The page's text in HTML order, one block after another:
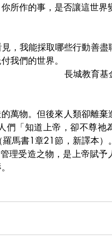
所作的事，是否讓這世界
，我能採取哪些行動善盡
我們的世界。
長城教育基
萬物。但後來人類卻離棄
們「知道上帝，卻不尊祂
馬書1章21節，新譯本）
理受造之物，是上帝賦予